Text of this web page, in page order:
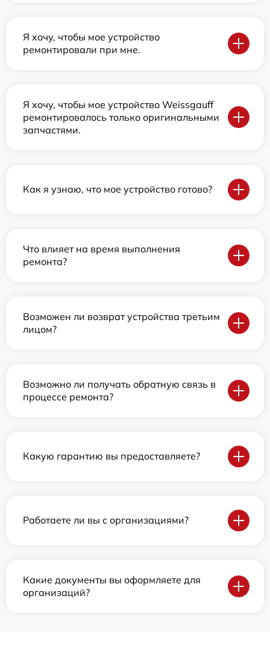
Я хочу, чтобы мое устройство
ремонтировали при мне.
Я хочу, чтобы мое устройство Weissgauff
ремонтировалось только оригинальными
запчастями.
Как я узнаю, что мое устройство готово?
Что влияет на время выполнения
ремонта?
Возможен ли возврат устройства третьим
лицом?
Возможно ли получать обратную связь в
процессе ремонта?
Какую гарантию вы предоставляете?
Работаете ли вы с организациями?
Какие документы вы оформляете для
организаций?